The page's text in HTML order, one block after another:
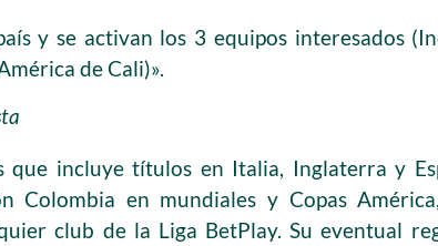
y se activan los 3 equipos interesados
de Cali)».
que incluye títulos en Italia, Inglaterra y
Colombia en mundiales y Copas
club de la Liga BetPlay. Su eventual